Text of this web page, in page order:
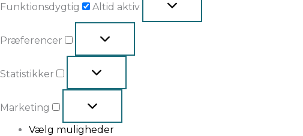
Funktionsdygtig Altid aktiv
Præferencer
Statistikker
Marketing
Vælg muligheder